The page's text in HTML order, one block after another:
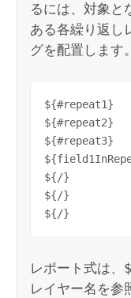
るには、対象と
ある各繰り返し
グを配置します
${#repeat1}
${#repeat2}
${#repeat3}
${/}
${/}
${/}
レポート式は、
レイヤー名を参